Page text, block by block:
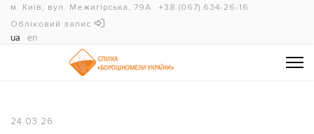
м. Київ, вул. Межигірська, 79А
+38 (067) 634-26-16
Обліковий запис
ua en
24.03.26